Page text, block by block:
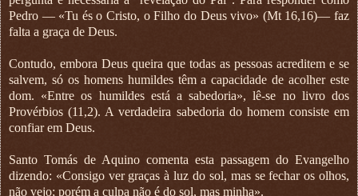
Pedro — «Tu és o Cristo, o Filho do Deus vivo» (Mt 16,16)— faz
falta a graça de Deus.
Contudo, embora Deus queira que todas as pessoas acreditem e se
salvem, só os homens humildes têm a capacidade de acolher este
dom. «Entre os humildes está a sabedoria», lê-se no livro dos
Provérbios (11,2). A verdadeira sabedoria do homem consiste em
confiar em Deus.
Santo Tomás de Aquino comenta esta passagem do Evangelho
dizendo: «Consigo ver graças à luz do sol, mas se fechar os olhos,
não vejo; porém a culpa não é do sol, mas minha».